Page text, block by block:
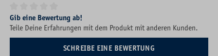
Durchschnittliche Bewertung von 0 von 5 Sternen
Gib eine Bewertung ab!
Teile Deine Erfahrungen mit dem Produkt mit anderen Kunden.
SCHREIBE EINE BEWERTUNG